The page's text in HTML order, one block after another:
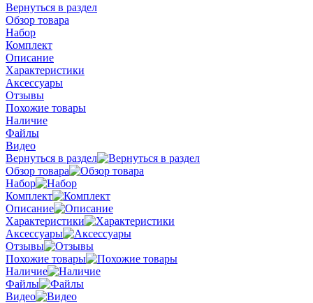
Вернуться в раздел
Обзор товара
Набор
Комплект
Описание
Характеристики
Аксессуары
Отзывы
Похожие товары
Наличие
Файлы
Видео
Вернуться в раздел
Обзор товара
Набор
Комплект
Описание
Характеристики
Аксессуары
Отзывы
Похожие товары
Наличие
Файлы
Видео